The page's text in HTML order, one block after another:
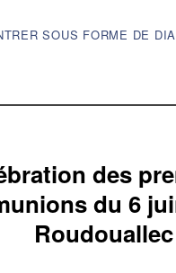
SOUS FORME DE
des
du 6
Roudouallec